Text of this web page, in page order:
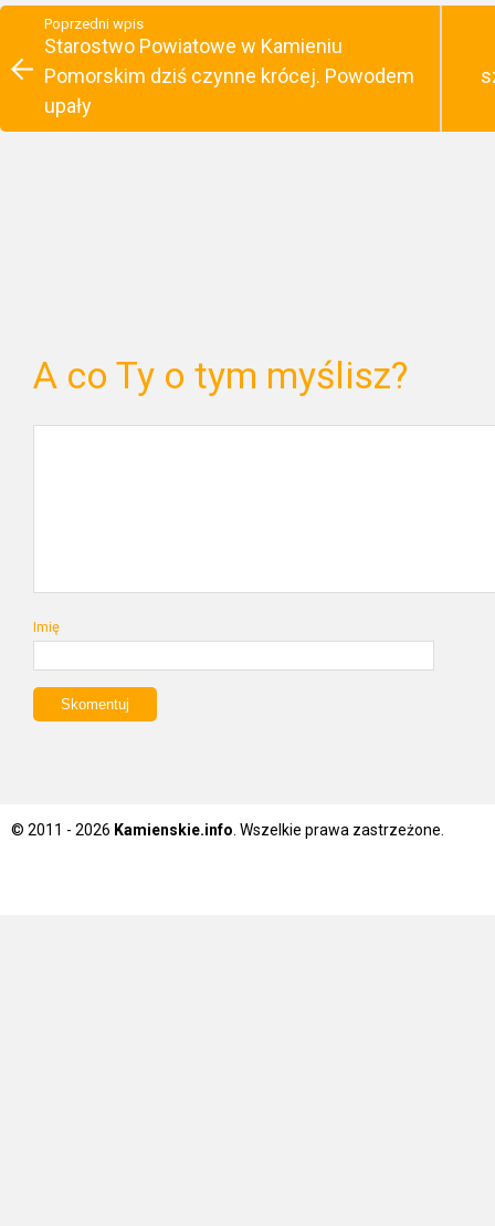
Poprzedni wpis
Starostwo Powiatowe w Kamieniu
Pomorskim dziś czynne krócej. Powodem
upały
A co Ty o tym myślisz?
Imię
© 2011 - 2026 Kamienskie.info. Wszelkie prawa zastrzeżone.